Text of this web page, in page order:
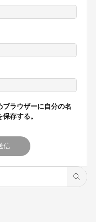
ラウザーに自分の名
存する。